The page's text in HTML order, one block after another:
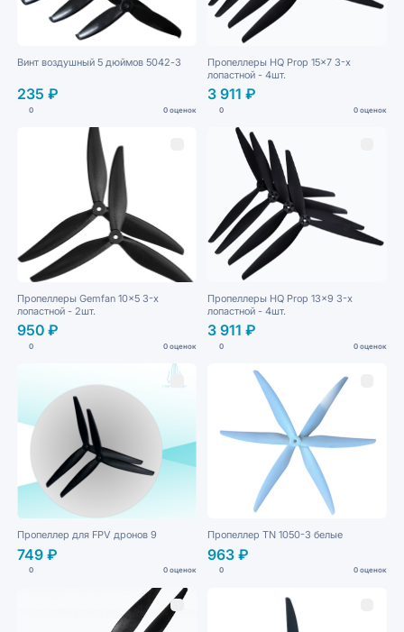
Винт воздушный 5 дюймов 5042-3
235 ₽
0 0 оценок
Пропеллеры HQ Prop 15x7 3-х
лопастной - 4шт.
3 911 ₽
0 0 оценок
Пропеллеры Gemfan 10x5 3-х
лопастной - 2шт.
950 ₽
0 0 оценок
Пропеллеры HQ Prop 13x9 3-х
лопастной - 4шт.
3 911 ₽
0 0 оценок
Пропеллер для FPV дронов 9
749 ₽
0 0 оценок
Пропеллер TN 1050-3 белые
963 ₽
0 0 оценок